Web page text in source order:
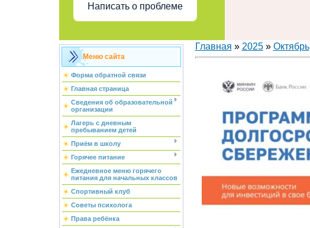
Написать о проблеме
Меню сайта
Форма обратной связи
Главная страница
Сведения об образовательной
организации
Лагерь с дневным
пребыванием детей
Приём в школу
Горячее питание
Ежедневное меню горячего
питания для начальных классов
Спортивный клуб
Советы психолога
Права ребёнка
Главная » 2025 » Октябрь